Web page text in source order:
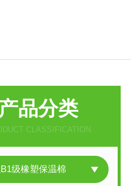
产品分类
CLASSIFICATION
级橡塑保温棉